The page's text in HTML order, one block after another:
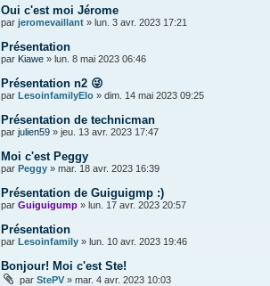
Oui c'est moi Jérome
par jeromevaillant » lun. 3 avr. 2023 17:21
Présentation
par Kiawe » lun. 8 mai 2023 06:46
Présentation n2 😜
par LesoinfamilyElo » dim. 14 mai 2023 09:25
Présentation de technicman
par julien59 » jeu. 13 avr. 2023 17:47
Moi c'est Peggy
par Peggy » mar. 18 avr. 2023 16:39
Présentation de Guiguigmp :)
par Guiguigump » lun. 17 avr. 2023 20:57
Présentation
par Lesoinfamily » lun. 10 avr. 2023 19:46
Bonjour! Moi c'est Ste!
par StePV » mar. 4 avr. 2023 10:03